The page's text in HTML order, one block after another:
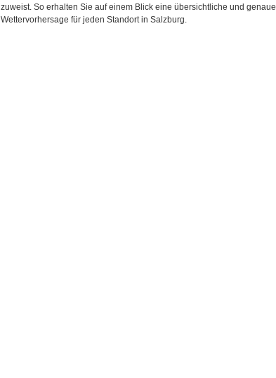
zuweist. So erhalten Sie auf einem Blick eine übersichtliche und genaue
Wettervorhersage für jeden Standort in Salzburg.